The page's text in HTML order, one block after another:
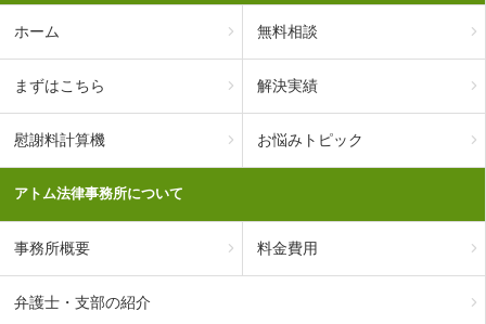
ホーム 無料相談
まずはこちら 解決実績
慰謝料計算機 お悩みトピック
アトム法律事務所について
事務所概要 料金費用
弁護士・支部の紹介